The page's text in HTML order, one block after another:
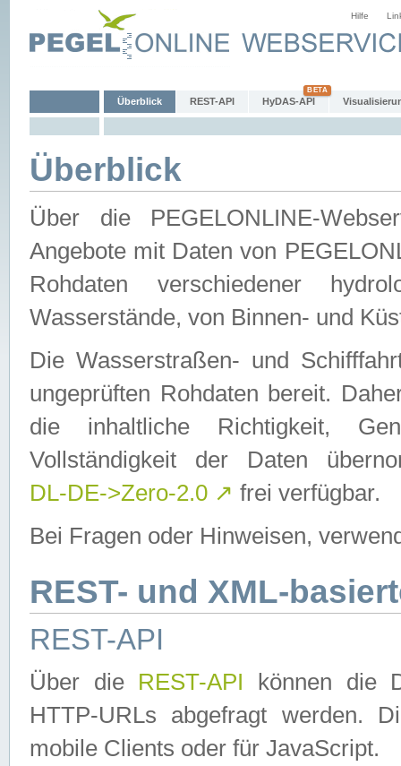
Hilfe
Überblick REST-API HyDAS-API
Überblick
Über die PEGELONLINE-
Angebote mit Daten von
Rohdaten verschiedener
Wasserstände, von Binnen- und
Die Wasserstraßen- und
ungeprüften Rohdaten bereit.
die inhaltliche Richtigkeit,
Vollständigkeit der Daten
DL-DE->Zero-2.0 ↗ frei verfügbar.
Bei Fragen oder Hinweisen,
REST- und XML-
REST-API
Über die REST-API können die
HTTP-URLs abgefragt werden.
mobile Clients oder für JavaScript.